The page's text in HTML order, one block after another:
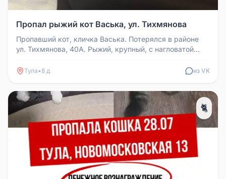
Пропал рыжий кот Васька, ул. Тихмянова
Пропавший кот, кличка Васька. Потерялся в районе
ул. Тихмянова, 40А. Рыжий, крупный, с нагловатой
Тула• 8 д из VK
🐈